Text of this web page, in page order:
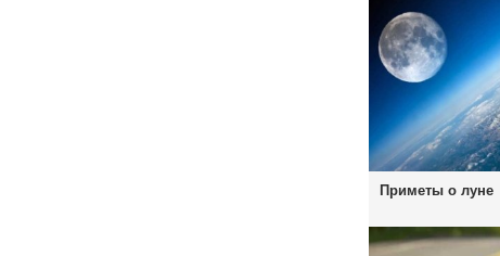
Приметы о луне